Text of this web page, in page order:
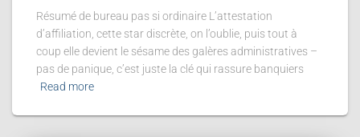
Résumé de bureau pas si ordinaire L’attestation
d’affiliation, cette star discrète, on l’oublie, puis tout à
coup elle devient le sésame des galères administratives –
pas de panique, c’est juste la clé qui rassure banquiers
Read more